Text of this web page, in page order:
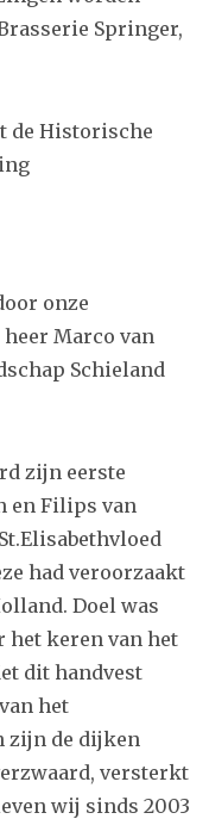
Springer,
de Historische
onze
heer Marco van
Schieland
zijn eerste
en Filips van
had veroorzaakt
Doel was
het keren van het
dit handvest
het
zijn de dijken
versterkt
wij sinds 2003